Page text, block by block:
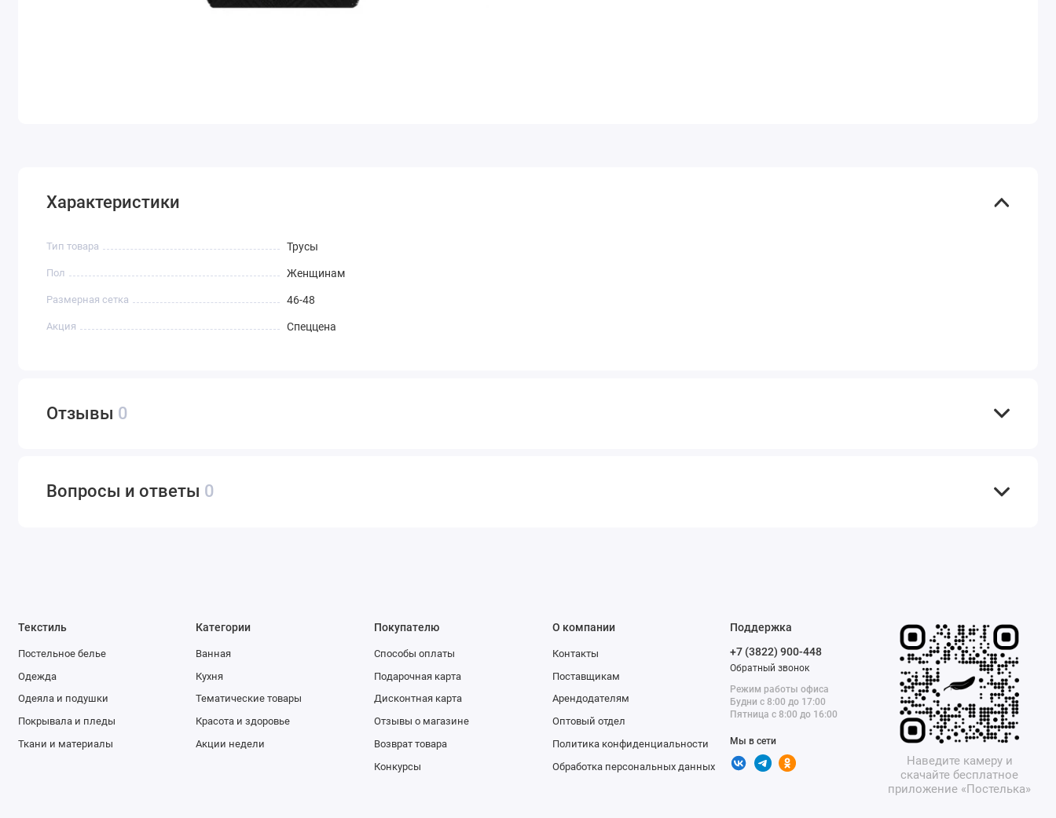
Характеристики
Тип товара Трусы
Пол Женщинам
Размерная сетка 46-48
Акция Спеццена
Отзывы 0
Вопросы и ответы 0
Текстиль
Постельное белье
Одежда
Одеяла и подушки
Покрывала и пледы
Ткани и материалы
Категории
Ванная
Кухня
Тематические товары
Красота и здоровье
Акции недели
Покупателю
Способы оплаты
Подарочная карта
Дисконтная карта
Отзывы о магазине
Возврат товара
Конкурсы
О компании
Контакты
Поставщикам
Арендодателям
Оптовый отдел
Политика конфиденциальности
Обработка персональных данных
Поддержка
+7 (3822) 900-448
Обратный звонок
Режим работы офиса
Будни с 8:00 до 17:00
Пятница с 8:00 до 16:00
Мы в сети
Наведите камеру и
скачайте бесплатное
приложение «Постелька»